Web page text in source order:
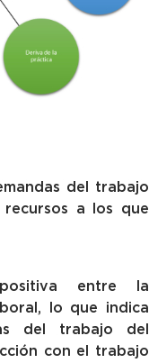
del trabajo
recursos a los que
entre la
lo que indica
del trabajo del
con el trabajo